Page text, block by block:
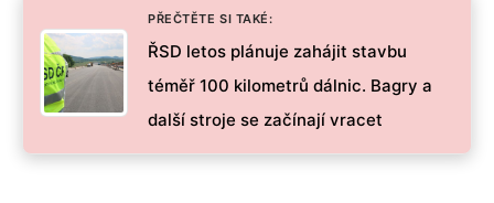
PŘEČTĚTE SI TAKÉ:
ŘSD letos plánuje zahájit stavbu
téměř 100 kilometrů dálnic. Bagry a
další stroje se začínají vracet